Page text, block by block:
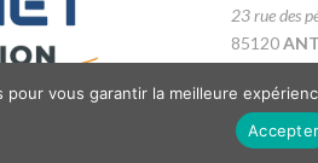
23 rue des
85120
pour vous garantir la meilleure
Accepter